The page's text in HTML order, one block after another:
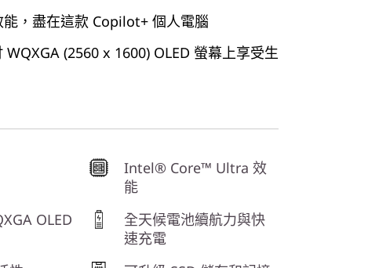
，盡在這款 Copilot+ 個人電腦
(2560 x 1600) OLED 螢幕上享受生
Intel® Core™ Ultra 效
能
OLED
全天候電池續航力與快
速充電